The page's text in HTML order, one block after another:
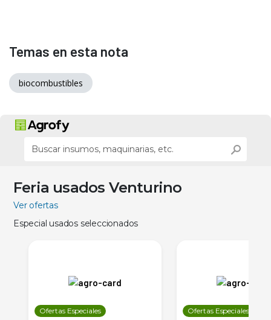
Temas en esta nota
biocombustibles
Feria usados Venturino
Ver ofertas
Especial usados seleccionados
Ofertas Especiales Ofertas Especiales